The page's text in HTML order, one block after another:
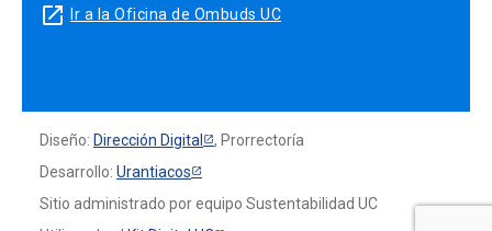
launch Ir a la Oficina de Ombuds UC
Diseño: Dirección Digital
, Prorrectoría
Desarrollo: Urantiacos
Sitio administrado por equipo Sustentabilidad UC